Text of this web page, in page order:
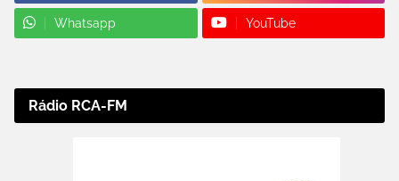
Whatsapp YouTube
Rádio RCA-FM